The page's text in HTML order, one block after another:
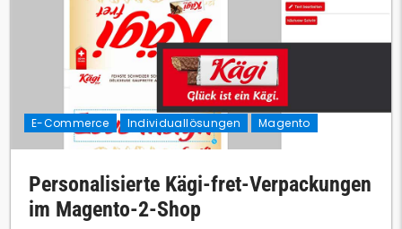
E-Commerce Individuallösungen Magento
Personalisierte Kägi-fret-Verpackungen
im Magento-2-Shop